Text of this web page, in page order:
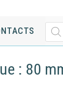
de
: 80